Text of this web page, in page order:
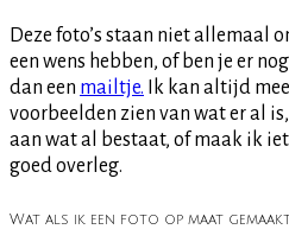
Deze foto’s staan niet allemaal
een wens hebben, of ben je er
dan een mailtje. Ik kan altijd
voorbeelden zien van wat er al
aan wat al bestaat, of maak ik
goed overleg.
Wat als ik een foto op maat